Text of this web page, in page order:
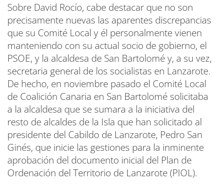
Sobre David Rocío, cabe destacar que no son
precisamente nuevas las aparentes discrepancias
que su Comité Local y él personalmente vienen
manteniendo con su actual socio de gobierno, el
PSOE, y la alcaldesa de San Bartolomé y, a su vez,
secretaria general de los socialistas en Lanzarote.
De hecho, en noviembre pasado el Comité Local
de Coalición Canaria en San Bartolomé solicitaba
a la alcaldesa que se sumara a la iniciativa del
resto de alcaldes de la Isla que han solicitado al
presidente del Cabildo de Lanzarote, Pedro San
Ginés, que inicie las gestiones para la inminente
aprobación del documento inicial del Plan de
Ordenación del Territorio de Lanzarote (PIOL).